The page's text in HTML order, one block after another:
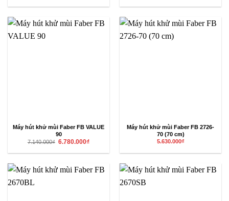
là:
tại
Máy hút khử mùi Faber FB VALUE
90
7.140.000₫ Giá
là:
6.780.000₫Giá
tại
Máy hút khử mùi Faber FB 2726-
70 (70 cm)
5.630.000₫